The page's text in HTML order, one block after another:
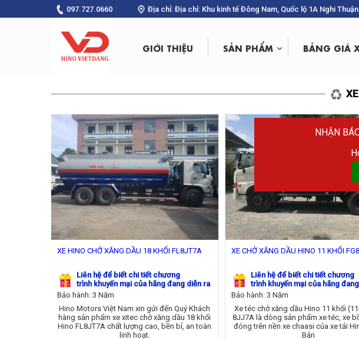
097.727.0660 Địa chỉ: Địa chỉ: Khu kinh tế Đông Nam, Quốc lộ 1A Nghi
GIỚI THIỆU SẢN PHẨM BẢNG GIÁ
XE HINO CHỞ XĂNG DẦU 18 KHỐI FL8JT7A
Liên hệ để biết chi tiết chương
trình khuyến mại của hãng đang diễn ra
Bảo hành: 3 Năm
Hino Motors Việt Nam xin gửi đến Quý Khách
hàng sản phẩm xe xitec chở xăng dầu 18 khối
Hino FL8JT7A chất lượng cao, bền bỉ, an toàn
linh hoạt.
XE CHỞ XĂNG DẦU HINO 11 KHỐI
Liên hệ để biết chi tiết chương
trình khuyến mại của hãng
Bảo hành: 3 Năm
Xe téc chở xăng dầu Hino 11 khối
8JJ7A là dòng sản phẩm xe téc, xe
đóng trên nền xe chaasi của xe tải
Bản
NHẬN